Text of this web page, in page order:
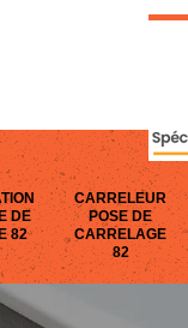
DE
82
CARRELEUR
POSE DE
CARRELAGE
82